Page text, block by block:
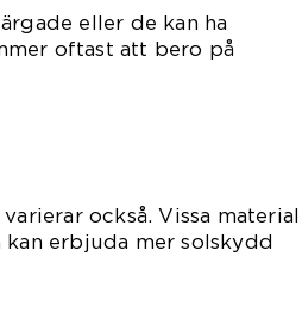
eller de kan ha
oftast att bero på
också. Vissa material
erbjuda mer solskydd